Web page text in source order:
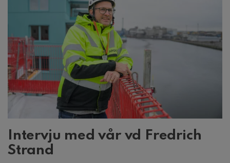
Intervju med vår vd Fredrich
Strand